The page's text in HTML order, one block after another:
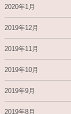
2020年1月
2019年12月
2019年11月
2019年10月
2019年9月
2019年8月